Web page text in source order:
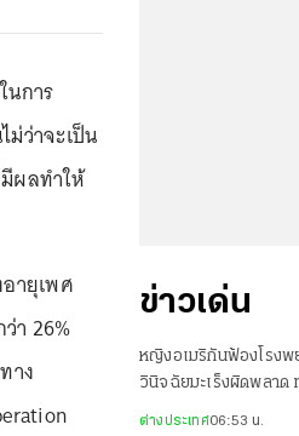
นการ
ว่าจะเป็น
ผลทำให้
ายุเพศ
า 26%
าง
ข่าวเด่น
หญิงอเมริกันฟ้องโรงพ
วินิจฉัยมะเร็งผิดพลาด
มดลูกโดยไม่จำเป็น
ต่างประเทศ06:53 น.